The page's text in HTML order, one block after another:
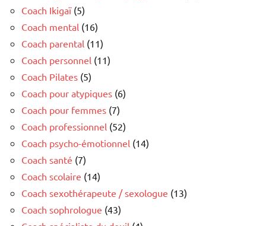
Coach Ikigaï(5)
Coach mental (16)
Coach parental (11)
Coach personnel (11)
Coach Pilates (5)
Coach pour atypiques (6)
Coach pour femmes (7)
Coach professionnel (52)
Coach psycho-émotionnel (14)
Coach santé (7)
Coach scolaire (14)
Coach sexothérapeute / sexologue (13)
Coach sophrologue (43)